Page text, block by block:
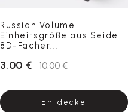
Russian Volume
Einheitsgröße aus Seide
8D-Fächer...
3,00 € 10,00 €
Entdecke